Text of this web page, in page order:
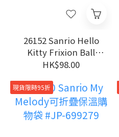
26152 Sanrio Hello
Kitty Frixion Ball
0.38MM 擦得甩三色原
HK$98.00
現貨限時95折